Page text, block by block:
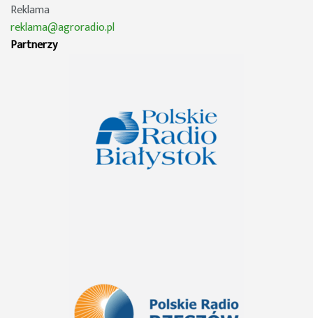
Reklama
reklama@agroradio.pl
Partnerzy